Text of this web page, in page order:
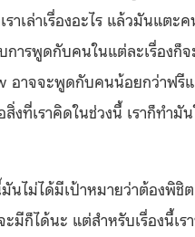
ราเล่าเรื่องอะไร แล้วมันแตะ
การพูดกับคนในแต่ละเรื่องก็จ
อาจจะพูดกับคนน้อยกว่าฟรี
งที่เราคิดในช่วงนี้ เราก็ทำมั
มันไม่ได้มีเป้าหมายว่าต้องพิชิ
มีก็ได้นะ แต่สำหรับเรื่องนี้เร